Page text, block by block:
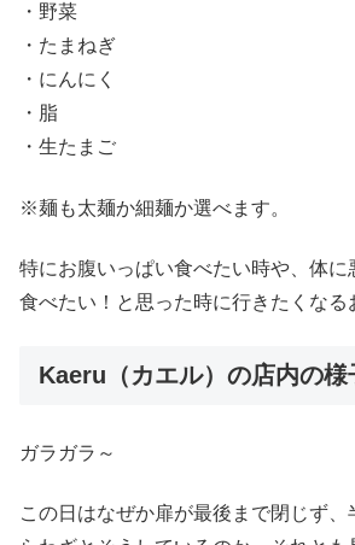
・野菜
・たまねぎ
・にんにく
・脂
・生たまご
※麺も太麺か細麺か選べます。
特にお腹いっぱい食べたい時や、体に
食べたい！と思った時に行きたくなる
Kaeru（カエル）の店内の様
ガラガラ～
この日はなぜか扉が最後まで閉じず